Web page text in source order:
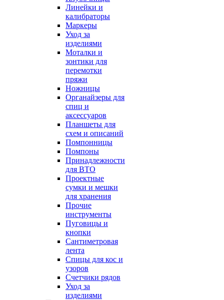
Линейки и
калибраторы
Маркеры
Уход за
изделиями
Моталки и
зонтики для
перемотки
пряжи
Ножницы
Органайзеры для
спиц и
аксессуаров
Планшеты для
схем и описаний
Помпонницы
Помпоны
Принадлежности
для ВТО
Проектные
сумки и мешки
для хранения
Прочие
инструменты
Пуговицы и
кнопки
Сантиметровая
лента
Спицы для кос и
узоров
Счетчики рядов
Уход за
изделиями